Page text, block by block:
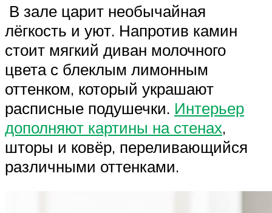
В зале царит необычайная
лёгкость и уют. Напротив камин
стоит мягкий диван молочного
цвета с блеклым лимонным
оттенком, который украшают
расписные подушечки. Интерьер
дополняют картины на стенах,
шторы и ковёр, переливающийся
различными оттенками.